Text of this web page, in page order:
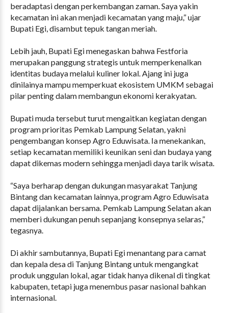
beradaptasi dengan perkembangan zaman. Saya yakin
kecamatan ini akan menjadi kecamatan yang maju,” ujar
Bupati Egi, disambut tepuk tangan meriah.
Lebih jauh, Bupati Egi menegaskan bahwa Festforia
merupakan panggung strategis untuk memperkenalkan
identitas budaya melalui kuliner lokal. Ajang ini juga
dinilainya mampu memperkuat ekosistem UMKM sebagai
pilar penting dalam membangun ekonomi kerakyatan.
Bupati muda tersebut turut mengaitkan kegiatan dengan
program prioritas Pemkab Lampung Selatan, yakni
pengembangan konsep Agro Eduwisata. Ia menekankan,
setiap kecamatan memiliki keunikan seni dan budaya yang
dapat dikemas modern sehingga menjadi daya tarik wisata.
“Saya berharap dengan dukungan masyarakat Tanjung
Bintang dan kecamatan lainnya, program Agro Eduwisata
dapat dijalankan bersama. Pemkab Lampung Selatan akan
memberi dukungan penuh sepanjang konsepnya selaras,”
tegasnya.
Di akhir sambutannya, Bupati Egi menantang para camat
dan kepala desa di Tanjung Bintang untuk mengangkat
produk unggulan lokal, agar tidak hanya dikenal di tingkat
kabupaten, tetapi juga menembus pasar nasional bahkan
internasional.